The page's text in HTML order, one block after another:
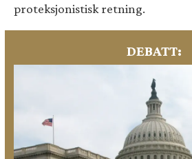
proteksjonistisk retning.
DEBATT: